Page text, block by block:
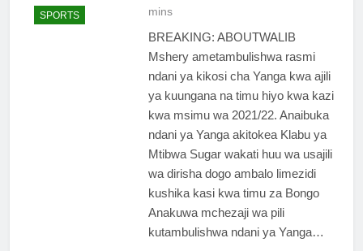
SPORTS
mins
BREAKING: ABOUTWALIB
Mshery ametambulishwa rasmi
ndani ya kikosi cha Yanga kwa ajili
ya kuungana na timu hiyo kwa kazi
kwa msimu wa 2021/22. Anaibuka
ndani ya Yanga akitokea Klabu ya
Mtibwa Sugar wakati huu wa usajili
wa dirisha dogo ambalo limezidi
kushika kasi kwa timu za Bongo
Anakuwa mchezaji wa pili
kutambulishwa ndani ya Yanga…